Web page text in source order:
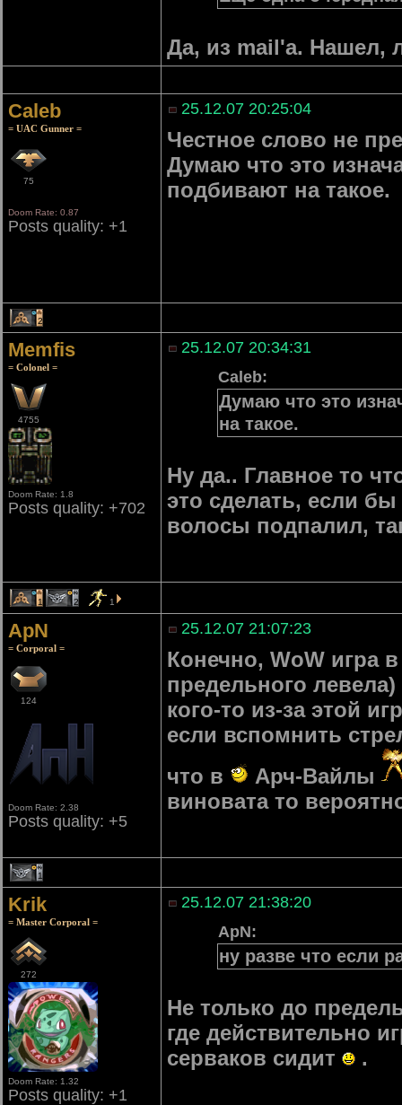
Да, из mail'а. Нашел,
Caleb
= UAC Gunner =
75
Doom Rate: 0.87
Posts quality: +1
25.12.07 20:25:04
Честное слово не
Думаю что это
подбивают на такое.
2
Memfis
= Colonel =
4755
Doom Rate: 1.8
Posts quality: +702
25.12.07 20:34:31
Caleb:
Думаю что это
на такое.
Ну да.. Главное то
это сделать, если
волосы подпалил,
1 2 1
ApN
= Corporal =
124
Doom Rate: 2.38
Posts quality: +5
25.12.07 21:07:23
Конечно, WoW игра
предельного
кого-то из-за этой
если вспомнить
что в
Арч-Вайлы
виновата то
1
Krik
= Master Corporal =
272
Doom Rate: 1.32
Posts quality: +1
25.12.07 21:38:20
ApN:
ну разве что если
Не только до
где действительно
серваков сидит
.